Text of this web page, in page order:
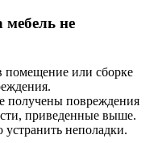
мебель не
помещение или сборке
получены повреждения
приведенные выше.
устранить неполадки.